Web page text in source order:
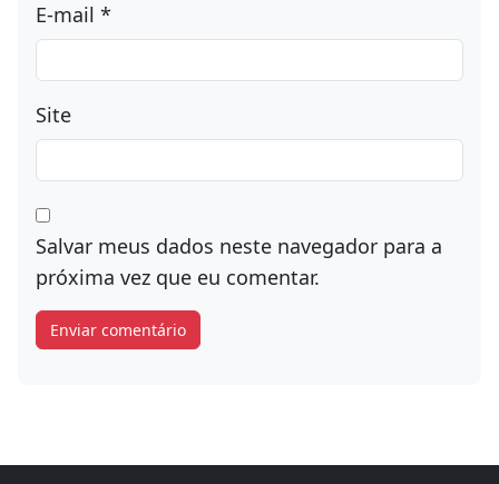
E-mail *
Site
Salvar meus dados neste navegador para a
próxima vez que eu comentar.